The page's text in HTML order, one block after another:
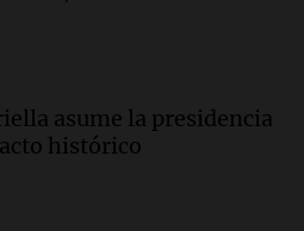
trasplante de médula
a San Cayetano
asume la presidencia
histórico